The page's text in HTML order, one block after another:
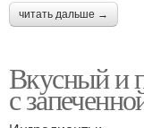
читать дальше →
Вкусный и
с